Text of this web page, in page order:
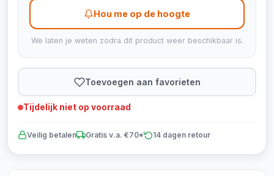
Hou me op de hoogte
We laten je weten zodra dit product weer beschikbaar is.
Toevoegen aan favorieten
Tijdelijk niet op voorraad
Veilig betalen Gratis v.a. €70* 14 dagen retour